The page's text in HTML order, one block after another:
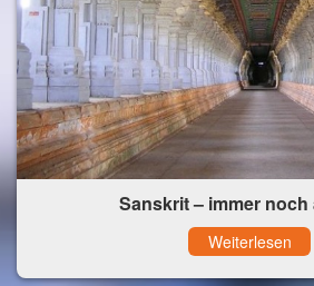
Sanskrit – immer noch
Weiterlesen